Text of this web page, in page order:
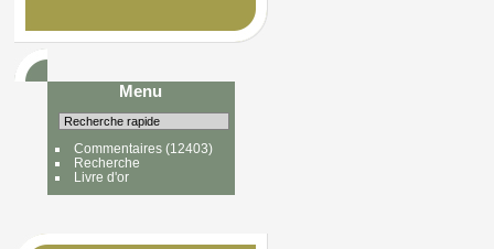
Menu
Commentaires(12403)
Recherche
Livre d'or